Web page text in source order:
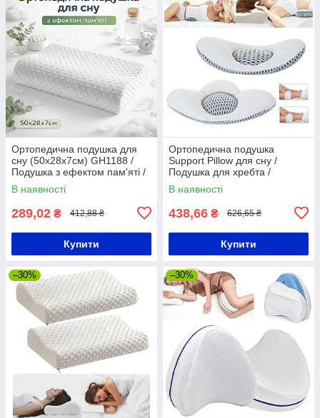
Ортопедична подушка для
сну (50х28х7см) GH1188 /
Подушка з ефектом пам'яті /
Подушка анатомічна
В наявності
289,02 ₴ 412,88 ₴
Купити
Ортопедична подушка
Support Pillow для сну /
Подушка для хребта /
Подушка для спини та ніг
В наявності
438,66 ₴ 626,65 ₴
Купити
–30% –30%